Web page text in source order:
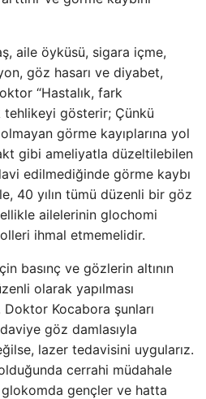
aile öyküsü, sigara içme,
göz hasarı ve diyabet,
“Hastalık, fark
gösterir; Çünkü
görme kayıplarına yol
gibi ameliyatla düzeltilebilen
edilmediğinde görme kaybı
40 yılın tümü düzenli bir göz
ailelerinin glochomi
ihmal etmemelidir.
basınç ve gözlerin altının
olarak yapılması
Kocabora şunları
göz damlasıyla
lazer tedavisini uygularız.
cerrahi müdahale
gençler ve hatta